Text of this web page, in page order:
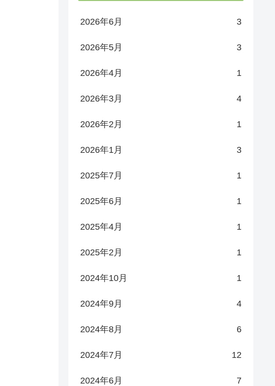
2026年6月 3
2026年5月 3
2026年4月 1
2026年3月 4
2026年2月 1
2026年1月 3
2025年7月 1
2025年6月 1
2025年4月 1
2025年2月 1
2024年10月 1
2024年9月 4
2024年8月 6
2024年7月 12
2024年6月 7